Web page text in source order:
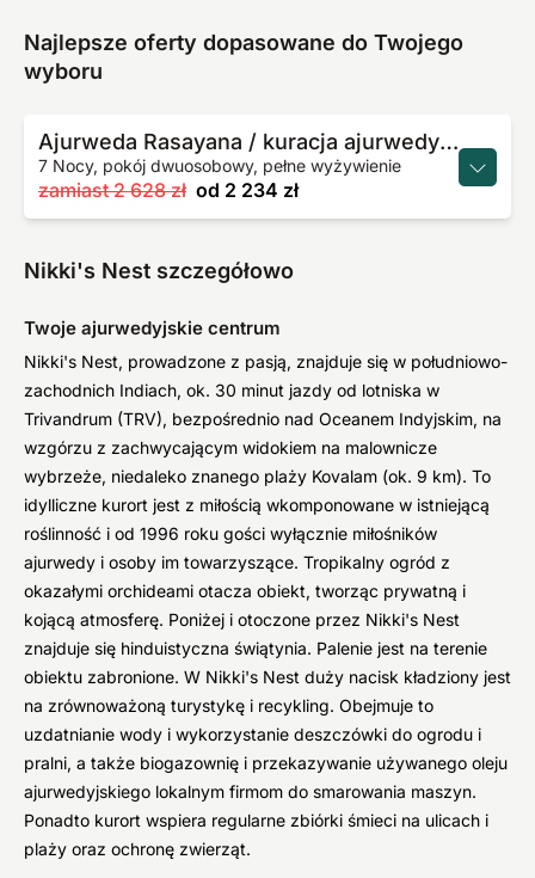
Najlepsze oferty dopasowane do Twojego
wyboru
Ajurweda Rasayana / kuracja ajurwedyjska Panchakarma
7 Nocy, pokój dwuosobowy, pełne wyżywienie
zamiast 2 628 zł od 2 234 zł
Nikki's Nest szczegółowo
Twoje ajurwedyjskie centrum
Nikki's Nest, prowadzone z pasją, znajduje się w południowo-
zachodnich Indiach, ok. 30 minut jazdy od lotniska w
Trivandrum (TRV), bezpośrednio nad Oceanem Indyjskim, na
wzgórzu z zachwycającym widokiem na malownicze
wybrzeże, niedaleko znanego plaży Kovalam (ok. 9 km). To
idylliczne kurort jest z miłością wkomponowane w istniejącą
roślinność i od 1996 roku gości wyłącznie miłośników
ajurwedy i osoby im towarzyszące. Tropikalny ogród z
okazałymi orchideami otacza obiekt, tworząc prywatną i
kojącą atmosferę. Poniżej i otoczone przez Nikki's Nest
znajduje się hinduistyczna świątynia. Palenie jest na terenie
obiektu zabronione. W Nikki's Nest duży nacisk kładziony jest
na zrównoważoną turystykę i recykling. Obejmuje to
uzdatnianie wody i wykorzystanie deszczówki do ogrodu i
pralni, a także biogazownię i przekazywanie używanego oleju
ajurwedyjskiego lokalnym firmom do smarowania maszyn.
Ponadto kurort wspiera regularne zbiórki śmieci na ulicach i
plaży oraz ochronę zwierząt.